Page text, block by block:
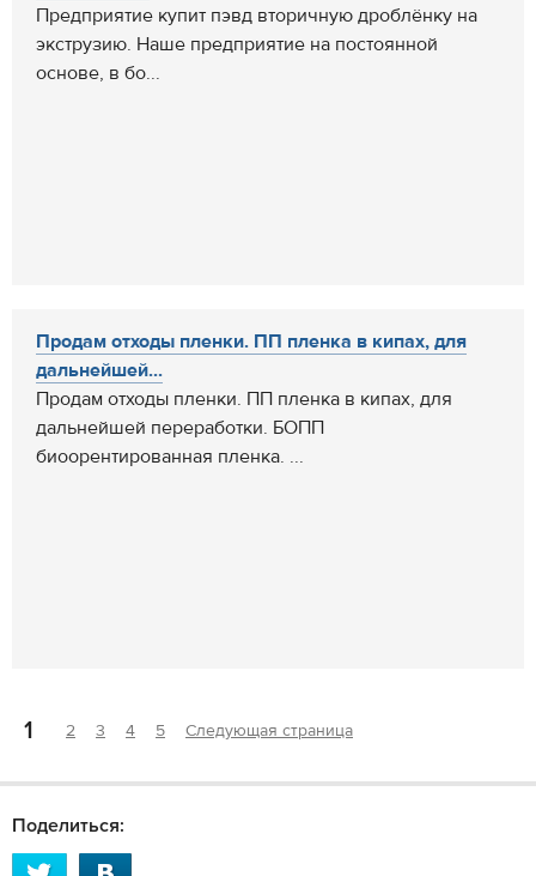
Предприятие купит пэвд вторичную дроблёнку на
экструзию. Наше предприятие на постоянной
основе, в бо...
Продам отходы пленки. ПП пленка в кипах, для
дальнейшей...
Продам отходы пленки. ПП пленка в кипах, для
дальнейшей переработки. БОПП
биоорентированная пленка. ...
1 2 3 4 5 Следующая страница
Поделиться: